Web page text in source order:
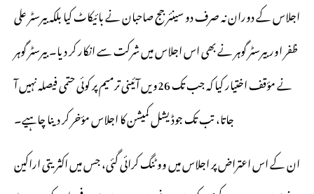
اجلاس کے دوران نہ صرف دو سینئر جج صاحبان نے بائیکاٹ کیا بلکہ بیرسٹر علی
ظفر اور بیرسٹر گوہر نے بھی اس اجلاس میں شرکت سے انکار کر دیا۔ بیرسٹر گوہر
نے مؤقف اختیار کیا کہ جب تک 26ویں آئینی ترمیم پر کوئی حتمی فیصلہ نہیں آ
جاتا، تب تک جوڈیشل کمیشن کا اجلاس مؤخر کر دینا چاہیے۔
ان کے اس اعتراض پر اجلاس میں ووٹنگ کرائی گئی، جس میں اکثریتی اراکین